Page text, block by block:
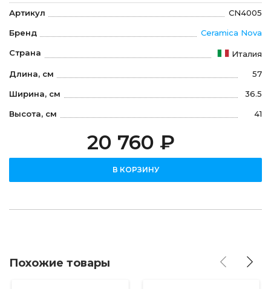
Артикул CN4005
Бренд Ceramica Nova
Страна Италия
Длина, см 57
Ширина, см 36.5
Высота, см 41
20 760 ₽
В КОРЗИНУ
Похожие товары